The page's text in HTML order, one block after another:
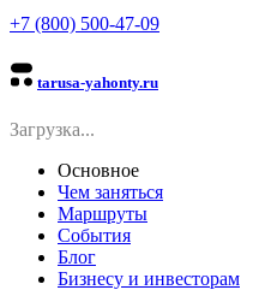
+7 (800) 500-47-09
tarusa-yahonty.ru
Загрузка...
Основное
Чем заняться
Маршруты
События
Блог
Бизнесу и инвесторам